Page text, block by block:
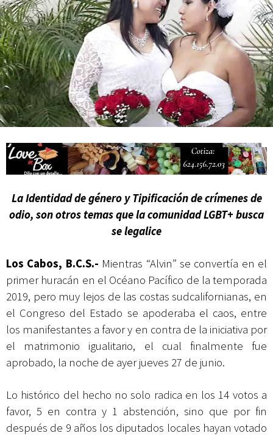
actividades de acceso libre
La Identidad de género y Tipificación de crímenes de
odio, son otros temas que la comunidad LGBT+ busca
se legalice
Los Cabos, B.C.S.- Mientras “Alvin” se convertía en el
primer huracán en el Océano Pacífico de la temporada
2019, pero muy lejos de las costas sudcalifornianas, en
el Congreso del Estado se apoderaba el caos, entre
los manifestantes a favor y en contra de la iniciativa por
el matrimonio igualitario, el cual finalmente fue
aprobado, la noche de ayer jueves 27 de junio.
Lo histórico del hecho no solo radica en los 14 votos a
favor, 5 en contra y 1 abstención, sino que por fin
después de 9 años los diputados locales hayan votado